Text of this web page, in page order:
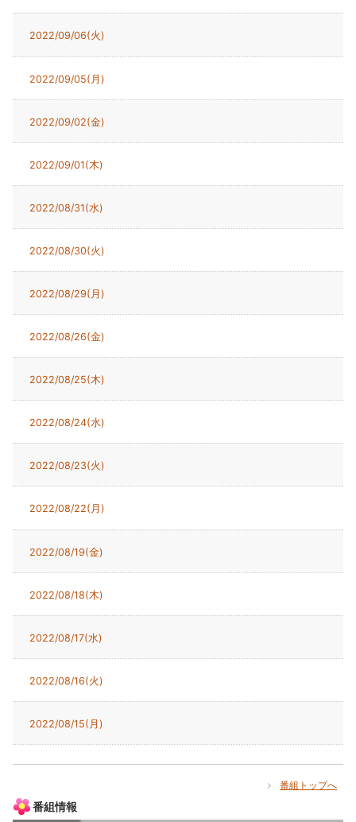
2022/09/06(火)
2022/09/05(月)
2022/09/02(金)
2022/09/01(木)
2022/08/31(水)
2022/08/30(火)
2022/08/29(月)
2022/08/26(金)
2022/08/25(木)
2022/08/24(水)
2022/08/23(火)
2022/08/22(月)
2022/08/19(金)
2022/08/18(木)
2022/08/17(水)
2022/08/16(火)
2022/08/15(月)
番組トップへ
番組情報